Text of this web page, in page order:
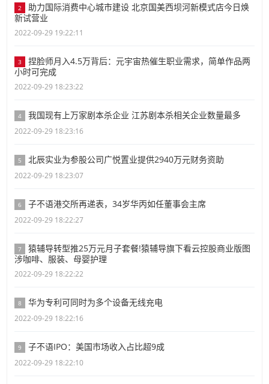
2
助力国际消费中心城市建设 北京国美西坝河新模式店今日焕
新试营业
2022-09-29 19:22:11
3
捏脸师月入4.5万背后：元宇宙热催生职业需求，简单作品两
小时可完成
2022-09-29 18:23:22
4 我国现有上万家剧本杀企业 江苏剧本杀相关企业数量最多
2022-09-29 18:23:16
5 北辰实业为参股公司广悦置业提供2940万元财务资助
2022-09-29 18:23:07
6 子不语港交所再递表，34岁华丙如任董事会主席
2022-09-29 18:22:27
7
猿辅导转型推25万元月子套餐!猿辅导旗下看云控股商业版图
涉咖啡、服装、母婴护理
2022-09-29 18:22:22
8 华为专利可同时为多个设备无线充电
2022-09-29 18:22:16
9 子不语IPO：美国市场收入占比超9成
2022-09-29 18:22:10